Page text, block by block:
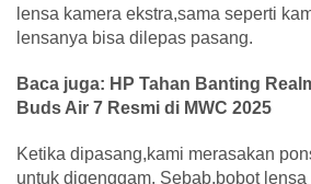
lensa kamera ekstra,sama seperti
lensanya bisa dilepas pasang.
Baca juga: HP Tahan Banting
Buds Air 7 Resmi di MWC 2025
Ketika dipasang,kami merasakan
untuk digenggam. Sebab,bobot